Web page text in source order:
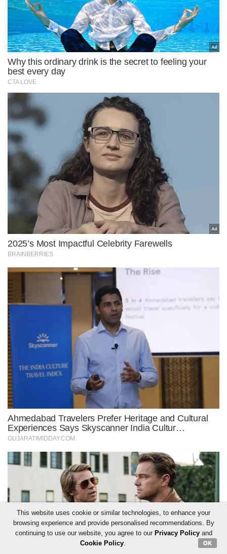
This website uses cookie or similar technologies, to enhance your
browsing experience and provide personalised recommendations. By
continuing to use our website, you agree to our Privacy Policyand
Cookie Policy. OK